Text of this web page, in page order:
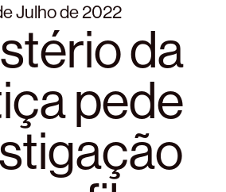
Julho de 2022
da
pede